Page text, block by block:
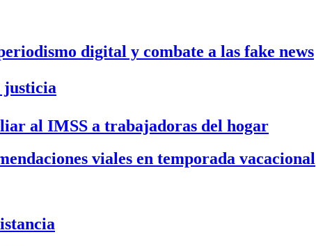
digital y combate a las fake news
justicia
al IMSS a trabajadoras del hogar
viales en temporada vacacional